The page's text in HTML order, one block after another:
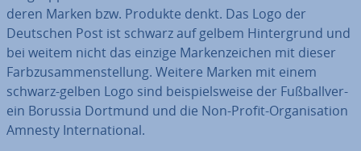
deren Marken bzw. Produkte denkt. Das Logo der
Deutschen Post ist schwarz auf gelbem Hin­ter­grund und
bei weitem nicht das einzige Mar­ken­zei­chen mit dieser
Farb­zu­sam­men­stel­lung. Weitere Marken mit einem
schwarz-gelben Logo sind bei­spiels­wei­se der Fuß­ball­ver­
ein Borussia Dortmund und die Non-Profit-Or­ga­ni­sa­ti­on
Amnesty In­ter­na­tio­nal.